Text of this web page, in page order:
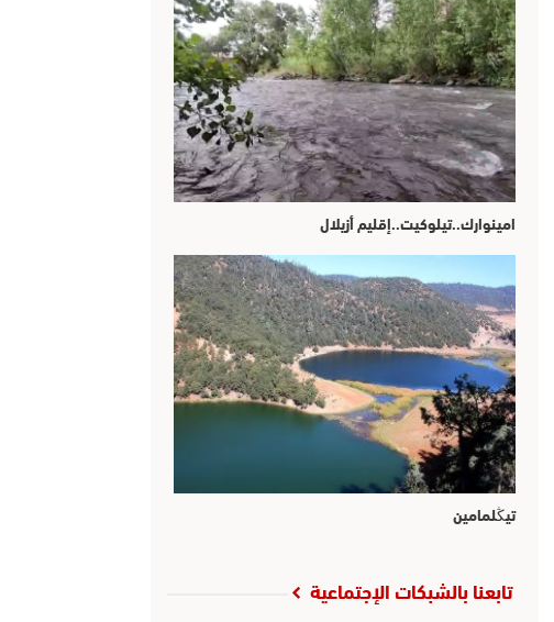
امينوارك..تيلوكيت..إقليم أزيلال
تيڭلمامين
تابعنا بالشبكات الإجتماعية